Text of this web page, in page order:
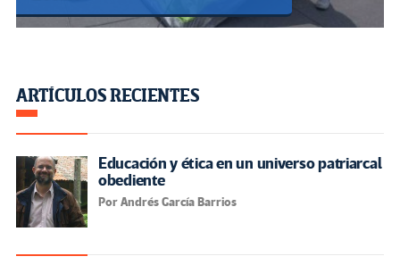
ARTÍCULOS RECIENTES
Educación y ética en un universo patriarcal
obediente
Por Andrés García Barrios